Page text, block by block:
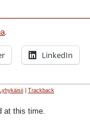
LinkedIn
Lyhykäisii Trackback
at this time.